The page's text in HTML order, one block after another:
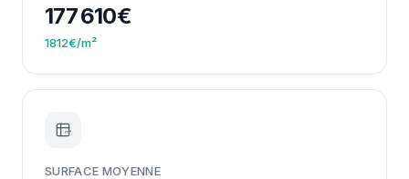
177 610€
1812€/m²
m²
SURFACE MOYENNE